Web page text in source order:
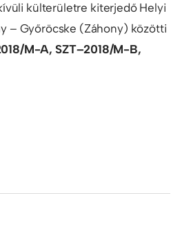
külterületre kiterjedő Helyi
– Győröcske (Záhony) közötti
M-A, SZT–2018/M-B,